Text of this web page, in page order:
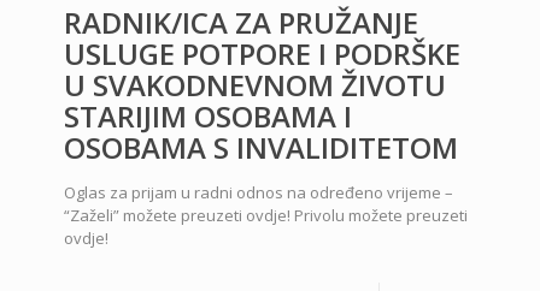
RADNIK/ICA ZA PRUŽANJE
USLUGE POTPORE I PODRŠKE
U SVAKODNEVNOM ŽIVOTU
STARIJIM OSOBAMA I
OSOBAMA S INVALIDITETOM
Oglas za prijam u radni odnos na određeno vrijeme –
“Zaželi” možete preuzeti ovdje! Privolu možete preuzeti
ovdje!